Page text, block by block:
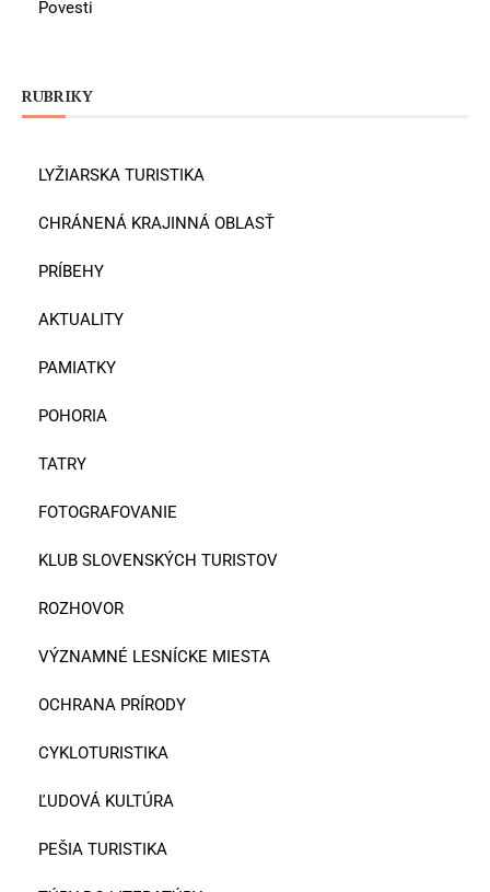
Povesti
RUBRIKY
LYŽIARSKA TURISTIKA
CHRÁNENÁ KRAJINNÁ OBLASŤ
PRÍBEHY
AKTUALITY
PAMIATKY
POHORIA
TATRY
FOTOGRAFOVANIE
KLUB SLOVENSKÝCH TURISTOV
ROZHOVOR
VÝZNAMNÉ LESNÍCKE MIESTA
OCHRANA PRÍRODY
CYKLOTURISTIKA
ĽUDOVÁ KULTÚRA
PEŠIA TURISTIKA